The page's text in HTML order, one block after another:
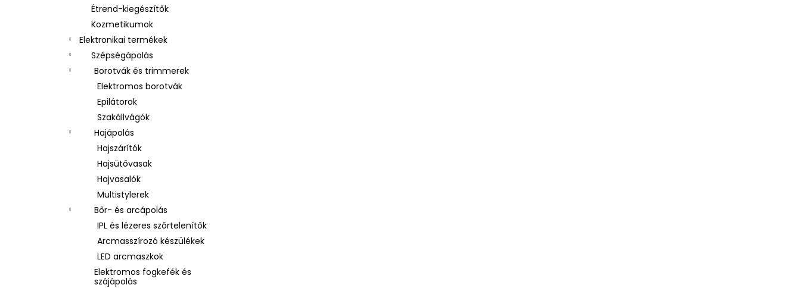
Étrend-kiegészítők
Kozmetikumok
Elektronikai termékek
Szépségápolás
Borotvák és trimmerek
Elektromos borotvák
Epilátorok
Szakállvágók
Hajápolás
Hajszárítók
Hajsütővasak
Hajvasalók
Multistylerek
Bőr- és arcápolás
IPL és lézeres szőrtelenítők
Arcmasszírozó készülékek
LED arcmaszkok
Elektromos fogkefék és
szájápolás